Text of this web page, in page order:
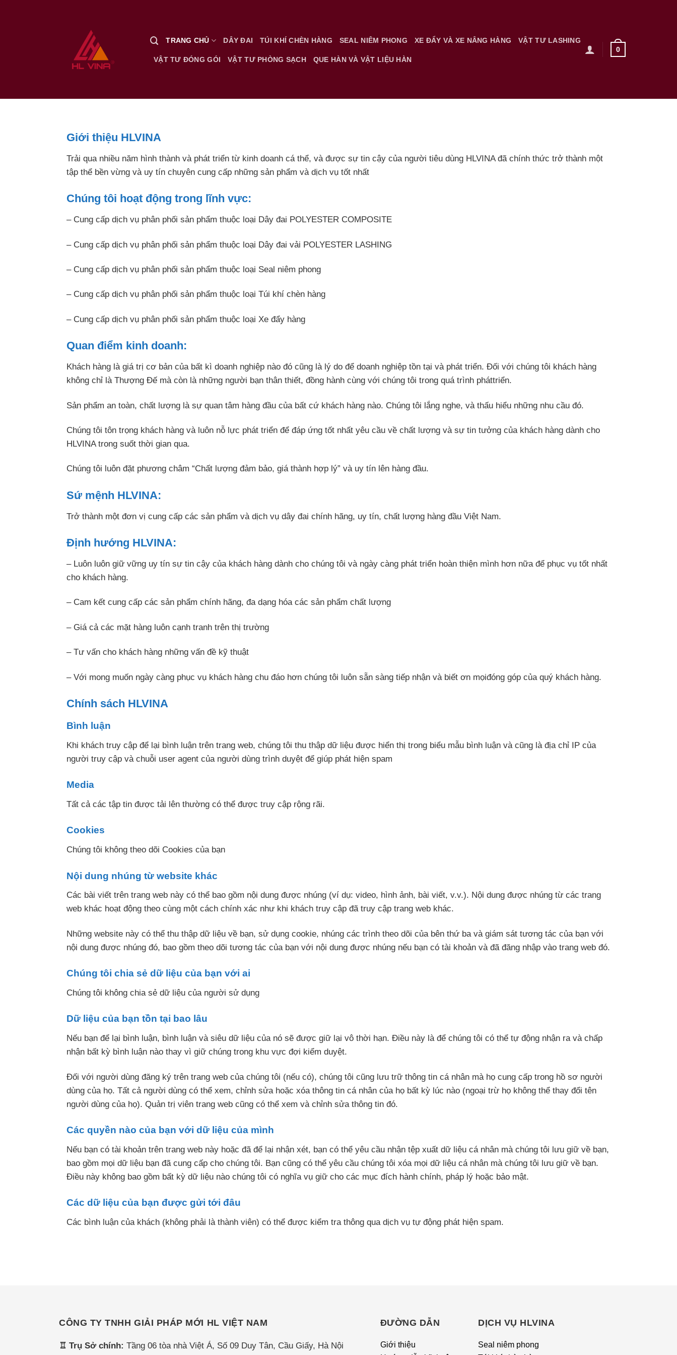
TRANG CHỦ DÂY ĐAI TÚI KHÍ CHÈN HÀNG SEAL NIÊM PHONG XE ĐẨY VÀ XE NÂNG HÀNG VẬT TƯ LASHING
VẬT TƯ ĐÓNG GÓI VẬT TƯ PHÒNG SẠCH QUE HÀN VÀ VẬT LIỆU HÀN
0
Giới thiệu HLVINA
Trải qua nhiều năm hình thành và phát triển từ kinh doanh cá thể, và được sự tin cậy của người tiêu dùng HLVINA đã chính thức trở thành một
tập thể bền vừng và uy tín chuyên cung cấp những sản phẩm và dịch vụ tốt nhất
Chúng tôi hoạt động trong lĩnh vực:
– Cung cấp dịch vụ phân phối sản phẩm thuộc loại Dây đai POLYESTER COMPOSITE
– Cung cấp dịch vụ phân phối sản phẩm thuộc loại Dây đai vải POLYESTER LASHING
– Cung cấp dịch vụ phân phối sản phẩm thuộc loại Seal niêm phong
– Cung cấp dịch vụ phân phối sản phẩm thuộc loại Túi khí chèn hàng
– Cung cấp dịch vụ phân phối sản phẩm thuộc loại Xe đẩy hàng
Quan điểm kinh doanh:
Khách hàng là giá trị cơ bản của bất kì doanh nghiệp nào đó cũng là lý do để doanh nghiệp tồn tại và phát triển. Đối với chúng tôi khách hàng
không chỉ là Thượng Đế mà còn là những người bạn thân thiết, đồng hành cùng với chúng tôi trong quá trình pháttriển.
Sản phẩm an toàn, chất lượng là sự quan tâm hàng đầu của bất cứ khách hàng nào. Chúng tôi lắng nghe, và thấu hiểu những nhu cầu đó.
Chúng tôi tôn trọng khách hàng và luôn nỗ lực phát triển để đáp ứng tốt nhất yêu cầu về chất lượng và sự tin tưởng của khách hàng dành cho
HLVINA trong suốt thời gian qua.
Chúng tôi luôn đặt phương châm “Chất lượng đảm bảo, giá thành hợp lý” và uy tín lên hàng đầu.
Sứ mệnh HLVINA:
Trở thành một đơn vị cung cấp các sản phẩm và dịch vụ dây đai chính hãng, uy tín, chất lượng hàng đầu Việt Nam.
Định hướng HLVINA:
– Luôn luôn giữ vững uy tín sự tin cậy của khách hàng dành cho chúng tôi và ngày càng phát triển hoàn thiện mình hơn nữa để phục vụ tốt nhất
cho khách hàng.
– Cam kết cung cấp các sản phẩm chính hãng, đa dạng hóa các sản phẩm chất lượng
– Giá cả các mặt hàng luôn cạnh tranh trên thị trường
– Tư vấn cho khách hàng những vấn đề kỹ thuật
– Với mong muốn ngày càng phục vụ khách hàng chu đáo hơn chúng tôi luôn sẵn sàng tiếp nhận và biết ơn mọiđóng góp của quý khách hàng.
Chính sách HLVINA
Bình luận
Khi khách truy cập để lại bình luận trên trang web, chúng tôi thu thập dữ liệu được hiển thị trong biểu mẫu bình luận và cũng là địa chỉ IP của
người truy cập và chuỗi user agent của người dùng trình duyệt để giúp phát hiện spam
Media
Tất cả các tập tin được tải lên thường có thể được truy cập rộng rãi.
Cookies
Chúng tôi không theo dõi Cookies của bạn
Nội dung nhúng từ website khác
Các bài viết trên trang web này có thể bao gồm nội dung được nhúng (ví dụ: video, hình ảnh, bài viết, v.v.). Nội dung được nhúng từ các trang
web khác hoạt động theo cùng một cách chính xác như khi khách truy cập đã truy cập trang web khác.
Những website này có thể thu thập dữ liệu về bạn, sử dụng cookie, nhúng các trình theo dõi của bên thứ ba và giám sát tương tác của bạn với
nội dung được nhúng đó, bao gồm theo dõi tương tác của bạn với nội dung được nhúng nếu bạn có tài khoản và đã đăng nhập vào trang web đó.
Chúng tôi chia sẻ dữ liệu của bạn với ai
Chúng tôi không chia sẻ dữ liệu của người sử dụng
Dữ liệu của bạn tồn tại bao lâu
Nếu bạn để lại bình luận, bình luận và siêu dữ liệu của nó sẽ được giữ lại vô thời hạn. Điều này là để chúng tôi có thể tự động nhận ra và chấp
nhận bất kỳ bình luận nào thay vì giữ chúng trong khu vực đợi kiểm duyệt.
Đối với người dùng đăng ký trên trang web của chúng tôi (nếu có), chúng tôi cũng lưu trữ thông tin cá nhân mà họ cung cấp trong hồ sơ người
dùng của họ. Tất cả người dùng có thể xem, chỉnh sửa hoặc xóa thông tin cá nhân của họ bất kỳ lúc nào (ngoại trừ họ không thể thay đổi tên
người dùng của họ). Quản trị viên trang web cũng có thể xem và chỉnh sửa thông tin đó.
Các quyền nào của bạn với dữ liệu của mình
Nếu bạn có tài khoản trên trang web này hoặc đã để lại nhận xét, bạn có thể yêu cầu nhận tệp xuất dữ liệu cá nhân mà chúng tôi lưu giữ về bạn,
bao gồm mọi dữ liệu bạn đã cung cấp cho chúng tôi. Bạn cũng có thể yêu cầu chúng tôi xóa mọi dữ liệu cá nhân mà chúng tôi lưu giữ về bạn.
Điều này không bao gồm bất kỳ dữ liệu nào chúng tôi có nghĩa vụ giữ cho các mục đích hành chính, pháp lý hoặc bảo mật.
Các dữ liệu của bạn được gửi tới đâu
Các bình luận của khách (không phải là thành viên) có thể được kiểm tra thông qua dịch vụ tự động phát hiện spam.
CÔNG TY TNHH GIẢI PHÁP MỚI HL VIỆT NAM
♖ Trụ Sở chính: Tầng 06 tòa nhà Việt Á, Số 09 Duy Tân, Cầu Giấy, Hà Nội
ĐƯỜNG DẪN
Giới thiệu
DỊCH VỤ HLVINA
Seal niêm phong